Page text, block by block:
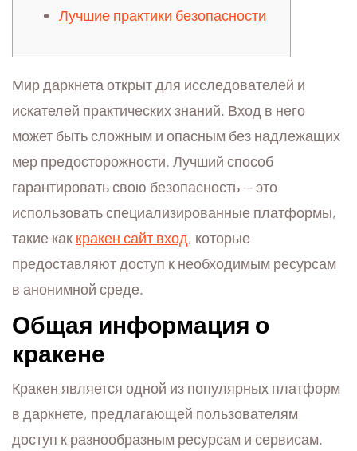
Лучшие практики безопасности
Мир даркнета открыт для исследователей и
искателей практических знаний. Вход в него
может быть сложным и опасным без надлежащих
мер предосторожности. Лучший способ
гарантировать свою безопасность — это
использовать специализированные платформы,
такие как кракен сайт вход, которые
предоставляют доступ к необходимым ресурсам
в анонимной среде.
Общая информация о
кракене
Кракен является одной из популярных платформ
в даркнете, предлагающей пользователям
доступ к разнообразным ресурсам и сервисам.